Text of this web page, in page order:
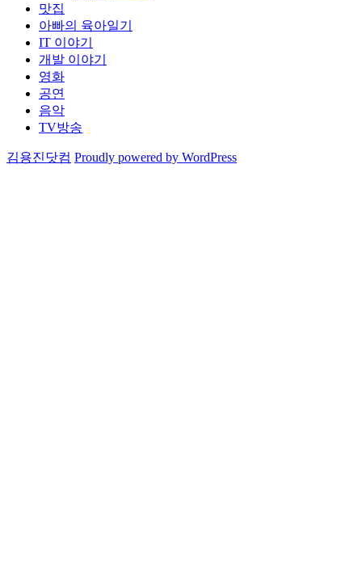
맛집
아빠의 육아일기
IT 이야기
개발 이야기
영화
공연
음악
TV방송
김용진닷컴 Proudly powered by WordPress